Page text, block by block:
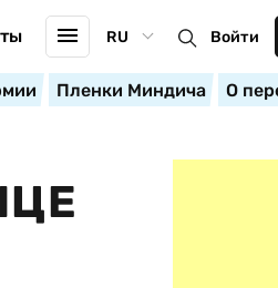
RU Войти
Пленки Миндича О